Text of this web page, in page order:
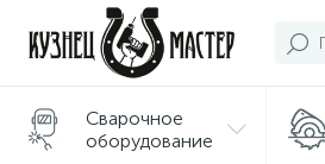
Сварочное
оборудование